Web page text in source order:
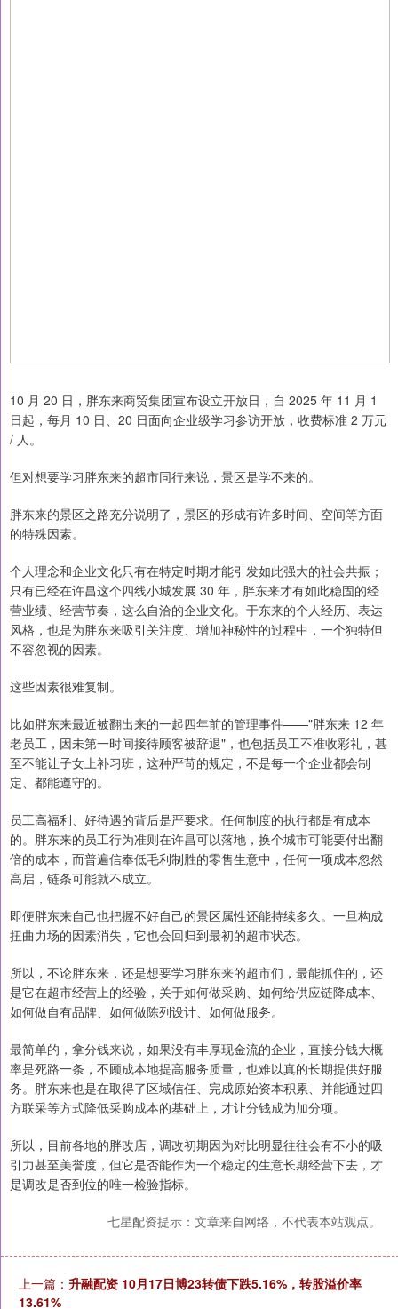
10 月 20 日，胖东来商贸集团宣布设立开放日，自 2025 年 11 月 1
日起，每月 10 日、20 日面向企业级学习参访开放，收费标准 2 万元
/ 人。
但对想要学习胖东来的超市同行来说，景区是学不来的。
胖东来的景区之路充分说明了，景区的形成有许多时间、空间等方面
的特殊因素。
个人理念和企业文化只有在特定时期才能引发如此强大的社会共振；
只有已经在许昌这个四线小城发展 30 年，胖东来才有如此稳固的经
营业绩、经营节奏，这么自洽的企业文化。于东来的个人经历、表达
风格，也是为胖东来吸引关注度、增加神秘性的过程中，一个独特但
不容忽视的因素。
这些因素很难复制。
比如胖东来最近被翻出来的一起四年前的管理事件——"胖东来 12 年
老员工，因未第一时间接待顾客被辞退"，也包括员工不准收彩礼，甚
至不能让子女上补习班，这种严苛的规定，不是每一个企业都会制
定、都能遵守的。
员工高福利、好待遇的背后是严要求。任何制度的执行都是有成本
的。胖东来的员工行为准则在许昌可以落地，换个城市可能要付出翻
倍的成本，而普遍信奉低毛利制胜的零售生意中，任何一项成本忽然
高启，链条可能就不成立。
即便胖东来自己也把握不好自己的景区属性还能持续多久。一旦构成
扭曲力场的因素消失，它也会回归到最初的超市状态。
所以，不论胖东来，还是想要学习胖东来的超市们，最能抓住的，还
是它在超市经营上的经验，关于如何做采购、如何给供应链降成本、
如何做自有品牌、如何做陈列设计、如何做服务。
最简单的，拿分钱来说，如果没有丰厚现金流的企业，直接分钱大概
率是死路一条，不顾成本地提高服务质量，也难以真的长期提供好服
务。胖东来也是在取得了区域信任、完成原始资本积累、并能通过四
方联采等方式降低采购成本的基础上，才让分钱成为加分项。
所以，目前各地的胖改店，调改初期因为对比明显往往会有不小的吸
引力甚至美誉度，但它是否能作为一个稳定的生意长期经营下去，才
是调改是否到位的唯一检验指标。
七星配资提示：文章来自网络，不代表本站观点。
上一篇： 升融配资 10月17日博23转债下跌5.16%，转股溢价率
13.61%